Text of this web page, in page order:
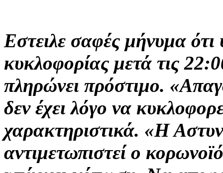
Εστειλε σαφές μήνυμα
κυκλοφορίας μετά τις
πληρώνει πρόστιμο.
δεν έχει λόγο να
χαρακτηριστικά. «Η
αντιμετωπιστεί ο